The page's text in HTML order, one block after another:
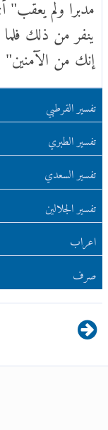
ينفر من ذلك
إنك من
تفسير القرطبي
تفسير الطبري
تفسير السعدي
تفسير الجلالين
اعراب
صرف